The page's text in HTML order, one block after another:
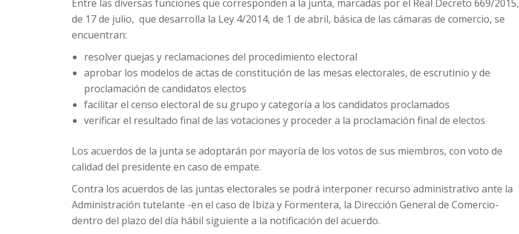
Entre las diversas funciones que corresponden a la junta, marcadas por el Real Decreto 669/2015,
de 17 de julio, que desarrolla la Ley 4/2014, de 1 de abril, básica de las cámaras de comercio, se
encuentran:
resolver quejas y reclamaciones del procedimiento electoral
aprobar los modelos de actas de constitución de las mesas electorales, de escrutinio y de
proclamación de candidatos electos
facilitar el censo electoral de su grupo y categoría a los candidatos proclamados
verificar el resultado final de las votaciones y proceder a la proclamación final de electos
Los acuerdos de la junta se adoptarán por mayoría de los votos de sus miembros, con voto de
calidad del presidente en caso de empate.
Contra los acuerdos de las juntas electorales se podrá interponer recurso administrativo ante la
Administración tutelante -en el caso de Ibiza y Formentera, la Dirección General de Comercio-
dentro del plazo del día hábil siguiente a la notificación del acuerdo.